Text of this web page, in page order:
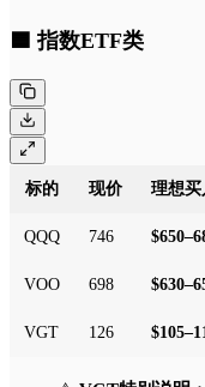
🟦 指数ETF类
标的 现价 理想买
QQQ 746
VOO 698
VGT 126